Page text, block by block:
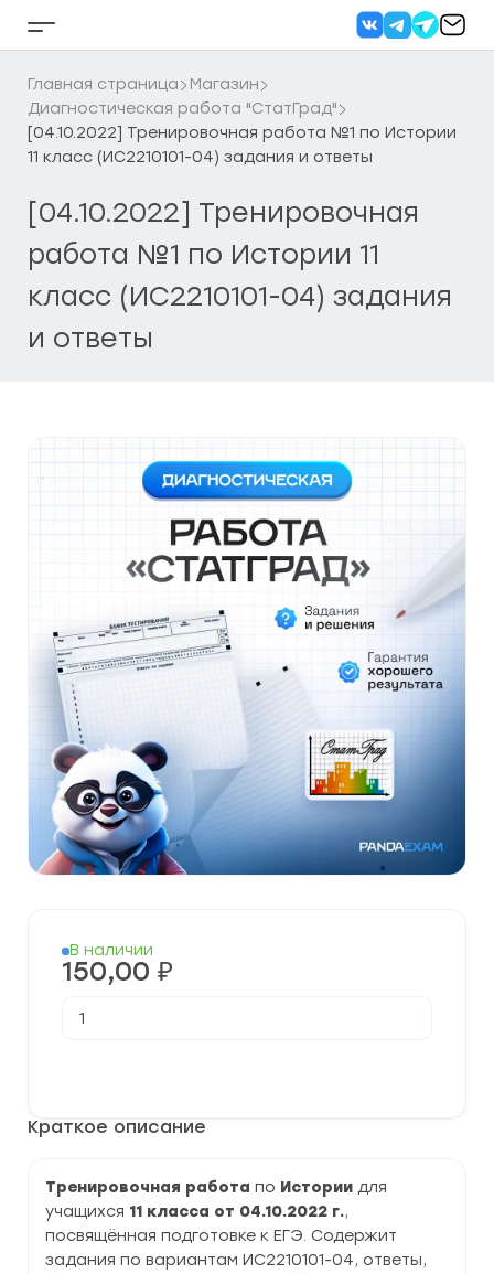
Кнопка
бокового
меню
Главная страница
Магазин
Диагностическая работа "СтатГрад"
[04.10.2022] Тренировочная работа №1 по Истории
11 класс (ИС2210101-04) задания и ответы
[04.10.2022] Тренировочная
работа №1 по Истории 11
класс (ИС2210101-04) задания
и ответы
Краткое описание
Тренировочная работа по Истории для
учащихся 11 класса от 04.10.2022 г.,
посвящённая подготовке к ЕГЭ. Содержит
задания по вариантам ИС2210101-04, ответы,
В наличии
150,00 ₽
товара
Истории
(ИС2210101-
04)
задания
и
ответы